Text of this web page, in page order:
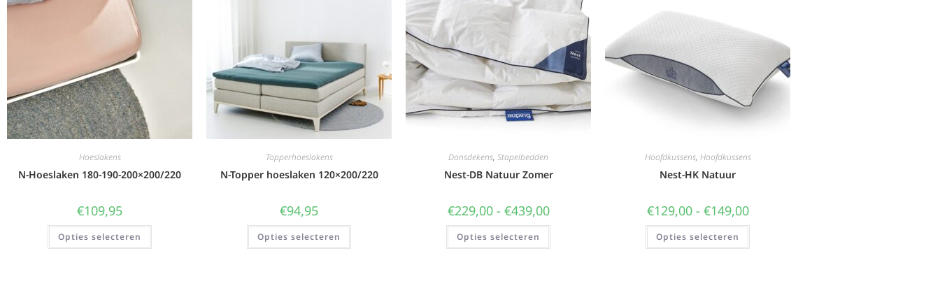
Hoeslakens
N-Hoeslaken 180-190-200×200/220
€109,95
Opties selecteren
Topperhoeslakens
N-Topper hoeslaken 120×200/220
€94,95
Opties selecteren
Donsdekens, Stapelbedden
Nest-DB Natuur Zomer
€229,00 - €439,00
Opties selecteren
Hoofdkussens, Hoofdkussens
Nest-HK Natuur
€129,00 - €149,00
Opties selecteren